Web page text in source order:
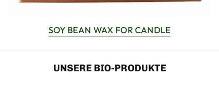
SOY BEAN WAX FOR CANDLE
UNSERE BIO-PRODUKTE